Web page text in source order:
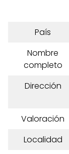
País
Nombre
completo
Dirección
Valoración
Localidad